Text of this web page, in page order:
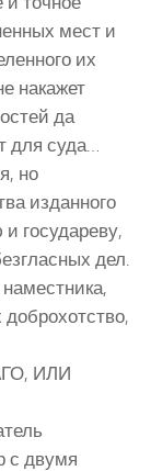
мест и
их
накажет
да
для суда…
но
изданного
государеву,
дел.
доброхотство,
ИЛИ
с двумя